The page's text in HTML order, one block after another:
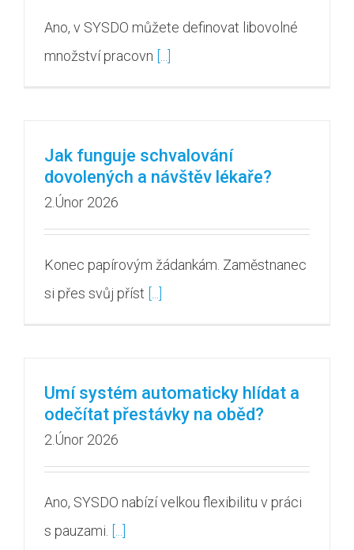
Ano, v SYSDO můžete definovat libovolné
množství pracovn
Jak funguje schvalování
dovolených a návštěv lékaře?
2.Únor 2026
Konec papírovým žádankám. Zaměstnanec
si přes svůj příst
Umí systém automaticky hlídat a
odečítat přestávky na oběd?
2.Únor 2026
Ano, SYSDO nabízí velkou flexibilitu v práci
s pauzami.